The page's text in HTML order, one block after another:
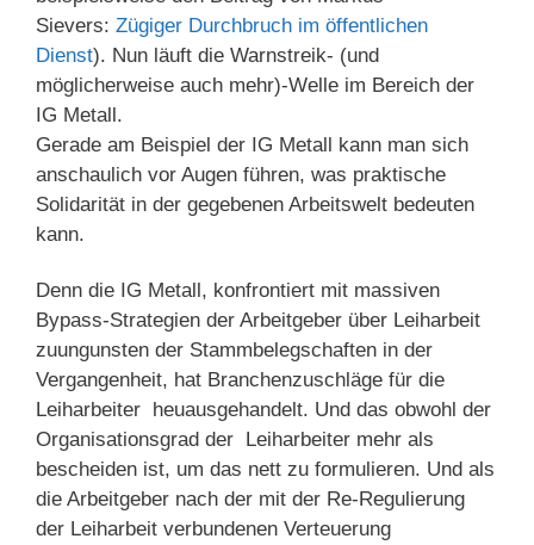
Sievers: Zügiger Durchbruch im öffentlichen
Dienst). Nun läuft die Warnstreik- (und
möglicherweise auch mehr)-Welle im Bereich der
IG Metall.
Gerade am Beispiel der IG Metall kann man sich
anschaulich vor Augen führen, was praktische
Solidarität in der gegebenen Arbeitswelt bedeuten
kann.
Denn die IG Metall, konfrontiert mit massiven
Bypass-Strategien der Arbeitgeber über Leiharbeit
zuungunsten der Stammbelegschaften in der
Vergangenheit, hat Branchenzuschläge für die
Leiharbeiter heuausgehandelt. Und das obwohl der
Organisationsgrad der Leiharbeiter mehr als
bescheiden ist, um das nett zu formulieren. Und als
die Arbeitgeber nach der mit der Re-Regulierung
der Leiharbeit verbundenen Verteuerung